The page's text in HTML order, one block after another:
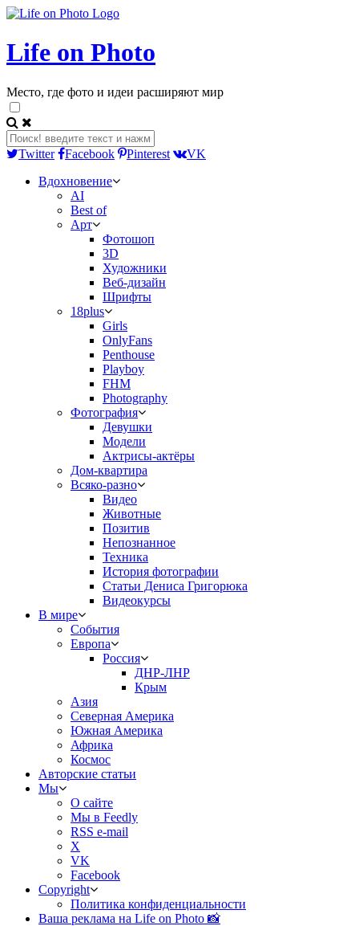
Life on Photo
Место, где фото и идеи расширяют мир
Twitter Facebook Pinterest
VK
Вдохновение
AI
Best of
Арт
Фотошоп
3D
Художники
Веб-дизайн
Шрифты
18plus
Girls
OnlyFans
Penthouse
Playboy
FHM
Photography
Фотография
Девушки
Модели
Актрисы-актёры
Дом-квартира
Всяко-разно
Видео
Животные
Позитив
Непознанное
Техника
История фотографии
Статьи Дениса Григорюка
Видеокурсы
В мире
События
Европа
Россия
ДНР-ЛНР
Крым
Азия
Северная Америка
Южная Америка
Африка
Космос
Авторские статьи
Мы
О сайте
Мы в Feedly
RSS e-mail
X
VK
Facebook
Copyright
Политика конфиденциальности
Ваша реклама на Life on Photo 📸